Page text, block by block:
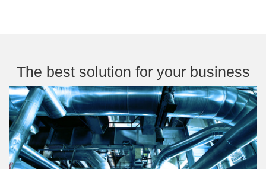
The best solution for your business